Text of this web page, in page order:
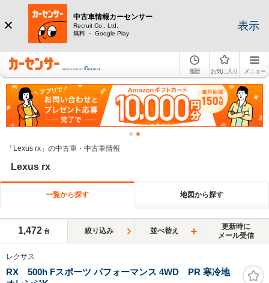
中古車情報カーセンサー
Recruit Co., Ltd.
無料 － Google Play
表示
履歴 お気に入り メニュー
「Lexus rx」の中古車・中古車情報
Lexus rx
一覧から探す 地図から探す
1,472 台 絞り込み 並べ替え
更新時に
メール受信
レクサス
RX 500h Fスポーツ パフォーマンス 4WD PR 寒冷地